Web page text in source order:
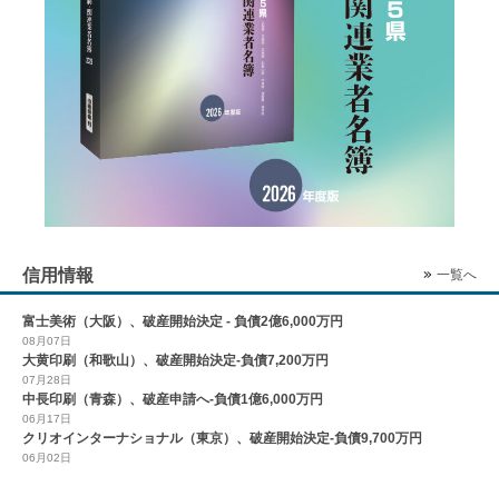
信用情報 一覧へ
富士美術（大阪）、破産開始決定 - 負債2億6,000万円
08月07日
大黄印刷（和歌山）、破産開始決定-負債7,200万円
07月28日
中長印刷（青森）、破産申請へ-負債1億6,000万円
06月17日
クリオインターナショナル（東京）、破産開始決定-負債9,700万円
06月02日